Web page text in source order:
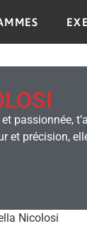
passionnée,
et précision,
Nicolosi